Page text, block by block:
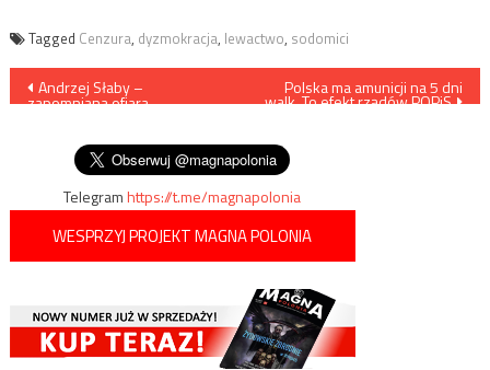
Tagged Cenzura, dyzmokracja, lewactwo, sodomici
Nawigacja
Andrzej Słaby –
zapomniana ofiara
Polska ma amunicji na 5 dni
walk. To efekt rządów POPiS
Telegramhttps://t.me/magnapolonia
WESPRZYJ PROJEKT MAGNA POLONIA